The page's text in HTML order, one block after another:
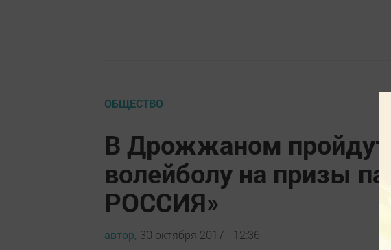
ОБЩЕСТВО
В Дрожжаном пройдут
волейболу на призы
РОССИЯ»
автор, 30 октября 2017 - 12:36